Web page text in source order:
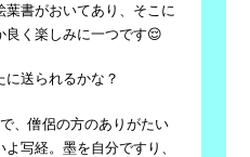
葉書がおいてあり、そこに
良く楽しみに一つです😌
に送られるかな？
、僧侶の方のありがたい
写経。墨を自分ですり、